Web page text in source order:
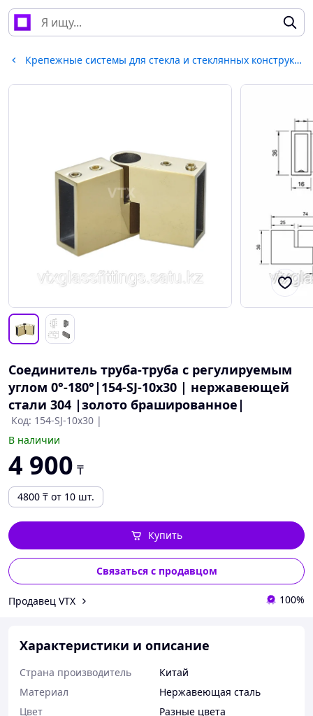
Крепежные системы для стекла и стеклянных конструкций
Соединитель труба-труба с регулируемым
углом 0°-180°|154-SJ-10х30 | нержавеющей
стали 304 |золото брашированное|
Код: 154-SJ-10х30 |
В наличии
4 900 ₸
4800 ₸ от 10 шт.
Купить
Связаться с продавцом
Продавец VTX 100%
Характеристики и описание
Страна производитель
Китай
Материал
Нержавеющая сталь
Цвет
Разные цвета